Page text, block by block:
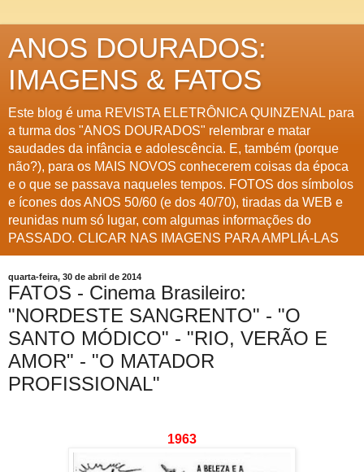
ANOS DOURADOS:
IMAGENS & FATOS
Este blog é uma REVISTA ELETRÔNICA QUINZENAL para
a turma dos "ANOS DOURADOS" relembrar e matar
saudades da infância e adolescência. E, também (porque
não?), para os MAIS NOVOS conhecerem coisas da época
e o que se passava naqueles tempos. FOTOS dos símbolos
e ícones dos ANOS 50/60 (e dos 40/70), tiradas da WEB e
reunidas num só lugar, com algumas informações do
PASSADO. CLICAR NAS IMAGENS PARA AMPLIÁ-LAS
quarta-feira, 30 de abril de 2014
FATOS - Cinema Brasileiro:
"NORDESTE SANGRENTO" - "O
SANTO MÓDICO" - "RIO, VERÃO E
AMOR" - "O MATADOR
PROFISSIONAL"
1963